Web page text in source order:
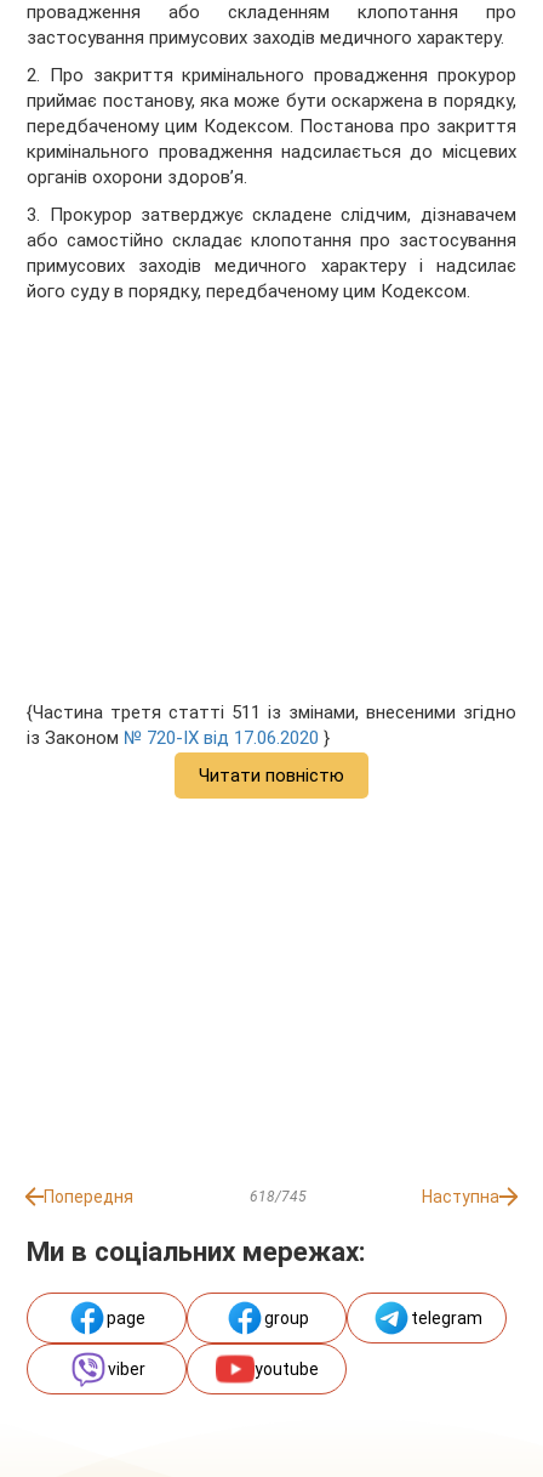
провадження або складенням клопотання про
застосування примусових заходів медичного характеру.
2. Про закриття кримінального провадження прокурор
приймає постанову, яка може бути оскаржена в порядку,
передбаченому цим Кодексом. Постанова про закриття
кримінального провадження надсилається до місцевих
органів охорони здоров’я.
3. Прокурор затверджує складене слідчим, дізнавачем
або самостійно складає клопотання про застосування
примусових заходів медичного характеру і надсилає
його суду в порядку, передбаченому цим Кодексом.
{Частина третя статті 511 із змінами, внесеними згідно
із Законом № 720-IX від 17.06.2020 }
Читати повністю
Попередня 618/745 Наступна
Ми в соціальних мережах:
page group telegram
viber youtube